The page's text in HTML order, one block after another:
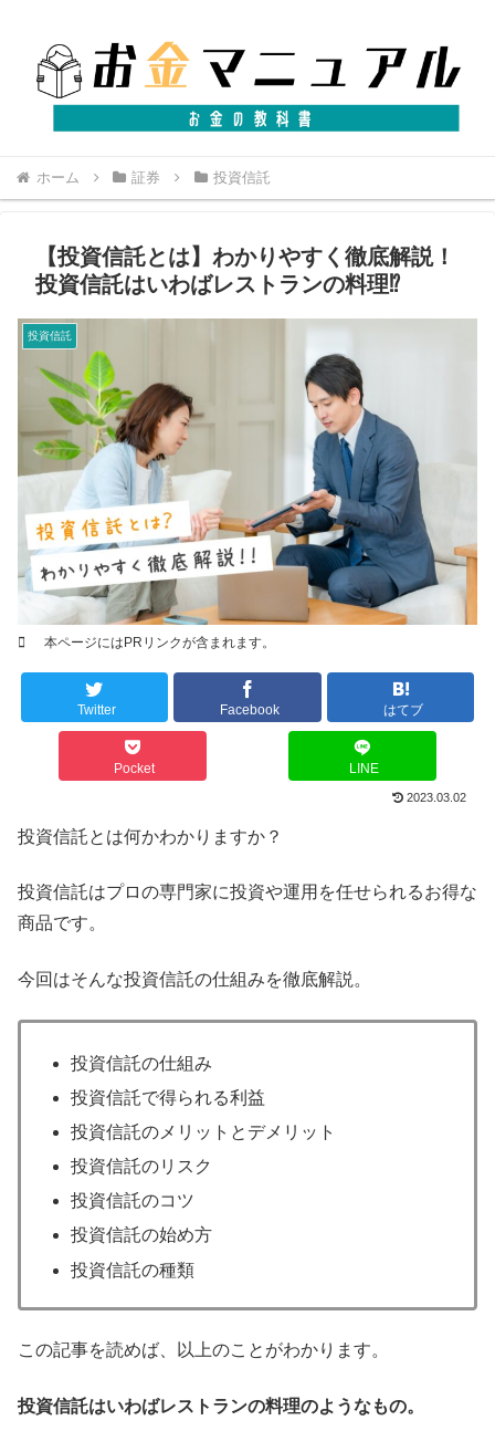
ホーム 証券 投資信託
【投資信託とは】わかりやすく徹底解説！
投資信託はいわばレストランの料理⁉
本ページにはPRリンクが含まれます。
投資信託
Twitter Facebook はてブ
Pocket LINE
2023.03.02
投資信託とは何かわかりますか？
投資信託はプロの専門家に投資や運用を任せられるお得な
商品です。
今回はそんな投資信託の仕組みを徹底解説。
投資信託の仕組み
投資信託で得られる利益
投資信託のメリットとデメリット
投資信託のリスク
投資信託のコツ
投資信託の始め方
投資信託の種類
この記事を読めば、以上のことがわかります。
投資信託はいわばレストランの料理のようなもの。